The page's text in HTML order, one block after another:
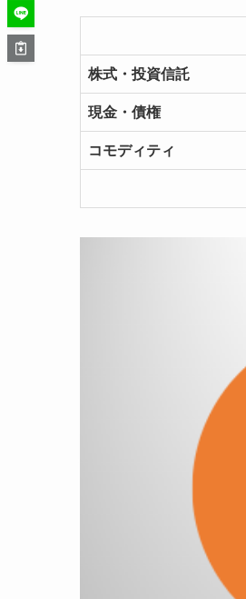
株式・投資信託
現金・債権
コモディティ